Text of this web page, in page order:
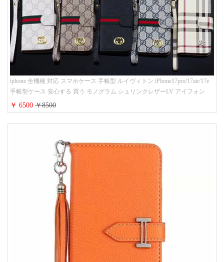
iphone 全機種 対応 スマホケース 手帳型 ルイヴィトン iPhone17pro/17air/17e
手帳型ケース 安心する 買う モノグラム シュリンクレザーLV アイフォン
16/16promaxスマホケース 手帳 多機能 グッチiphone15pro/14/13携帯ケース 大
人 レディース メンズ ストラップ付き
￥ 6500￥8500